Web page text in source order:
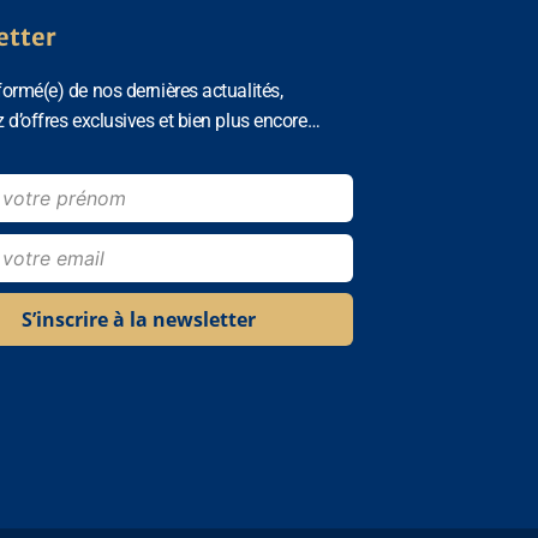
de nos dernières actualités,
d’offres exclusives et bien plus encore…